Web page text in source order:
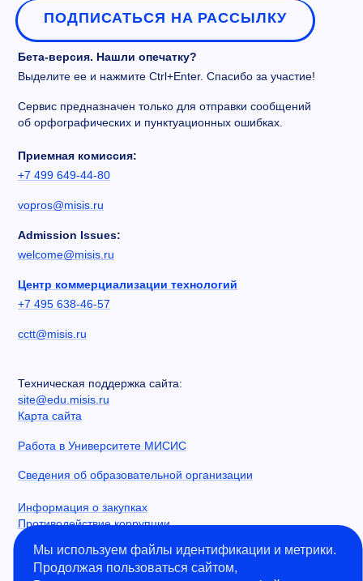
ПОДПИСАТЬСЯ НА РАССЫЛКУ
Бета-версия. Нашли опечатку?
Выделите ее и нажмите Ctrl+Enter. Спасибо за участие!
Сервис предназначен только для отправки сообщений
об орфографических и пунктуационных ошибках.
Приемная комиссия:
+7 499 649-44-80
vopros@misis.ru
Admission Issues:
welcome@misis.ru
Центр коммерциализации технологий
+7 495 638-46-57
cctt@misis.ru
Техническая поддержка сайта:
site@edu.misis.ru
Карта сайта
Работа в Университете МИСИС
Сведения об образовательной организации
Информация о закупках
Противодействие коррупции
Политика конфиденциальности
Мы используем файлы идентификации и метрики.
Продолжая пользоваться сайтом,